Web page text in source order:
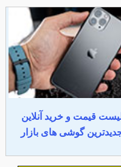
قیمت و خرید آنلاین
گوشی های بازار